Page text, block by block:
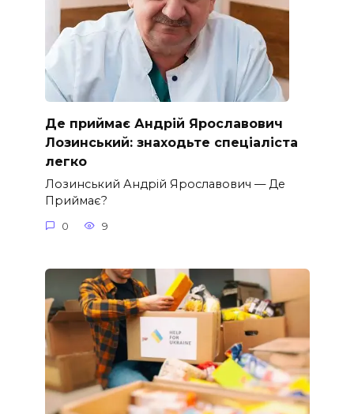
Де приймає Андрій Ярославович
Лозинський: знаходьте спеціаліста
легко
Лозинський Андрій Ярославович — Де
Приймає?
0 9